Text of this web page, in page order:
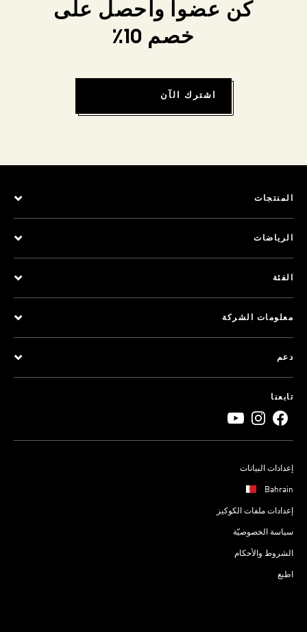
كن عضواً واحصل على
خصم 10٪
اشترك الآن
المنتجات
الرياضات
الفئة
معلومات الشركة
دعم
تابعنا
إعدادات البيانات
Bahrain
إعدادات ملفات الكوكيز
سياسة الخصوصيّة
الشروط والأحكام
اطبع